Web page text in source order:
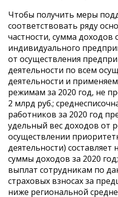
Чтобы получить меры
соответствовать ряду
частности, cумма доходов
индивидуального
от осуществления
деятельности по всем
деятельности и
режимам за 2020 год, не
2 млрд руб.;
работников за 2020 год
удельный вес доходов от
осуществлении
деятельности)
суммы доходов за 2020
выплат сотрудникам по
страховых взносах за
ниже региональной